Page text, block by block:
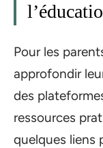
Pour les
approfondir
des
ressources
quelques liens